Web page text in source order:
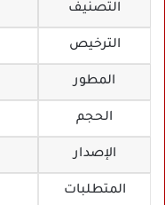
التصنيف
الترخيص
المطور
الحجم
الإصدار
المتطلبات